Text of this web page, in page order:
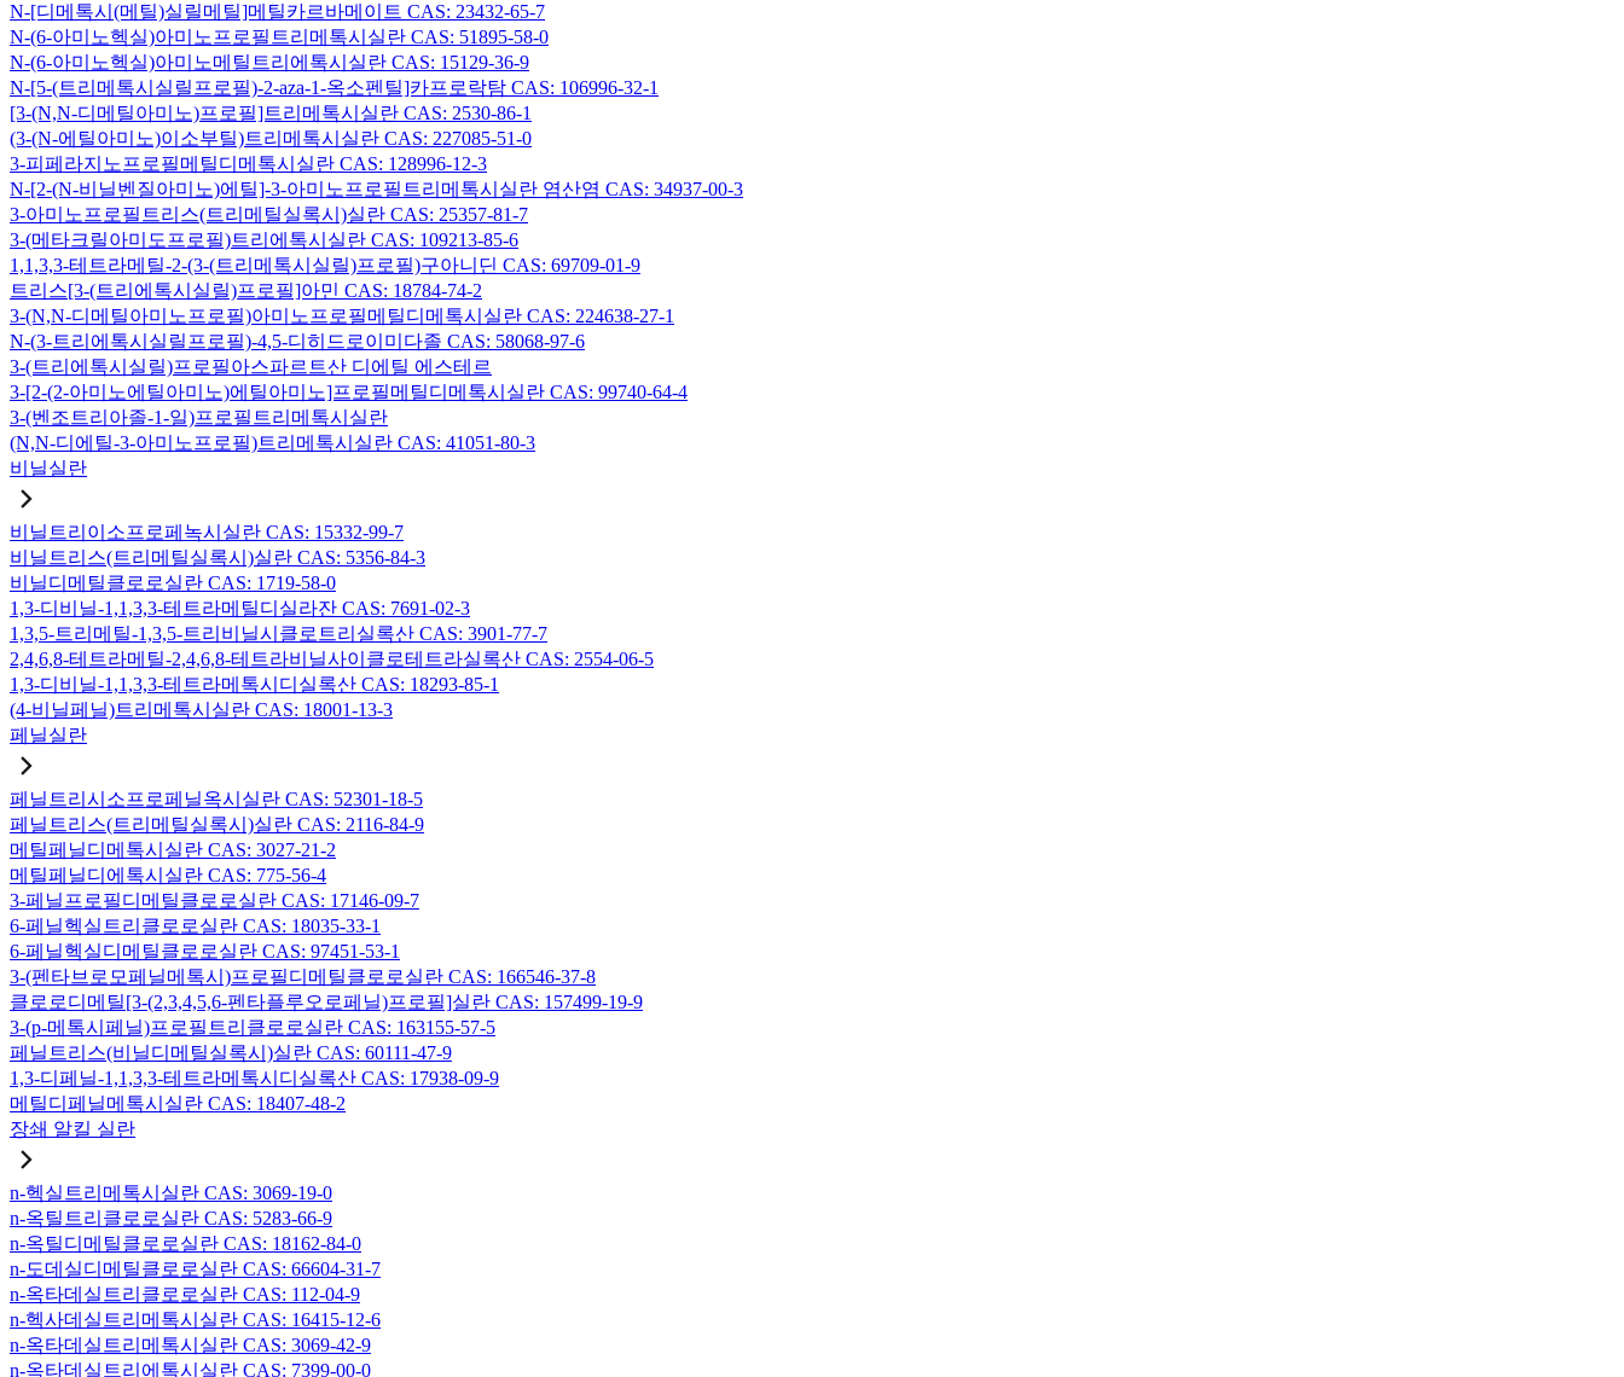
N-[디메톡시(메틸)실릴메틸]메틸카르바메이트 CAS: 23432-65-7
N-(6-아미노헥실)아미노프로필트리메톡시실란 CAS: 51895-58-0
N-(6-아미노헥실)아미노메틸트리에톡시실란 CAS: 15129-36-9
N-[5-(트리메톡시실릴프로필)-2-aza-1-옥소펜틸]카프로락탐 CAS: 106996-32-1
[3-(N,N-디메틸아미노)프로필]트리메톡시실란 CAS: 2530-86-1
(3-(N-에틸아미노)이소부틸)트리메톡시실란 CAS: 227085-51-0
3-피페라지노프로필메틸디메톡시실란 CAS: 128996-12-3
N-[2-(N-비닐벤질아미노)에틸]-3-아미노프로필트리메톡시실란 염산염 CAS: 34937-00-3
3-아미노프로필트리스(트리메틸실록시)실란 CAS: 25357-81-7
3-(메타크릴아미도프로필)트리에톡시실란 CAS: 109213-85-6
1,1,3,3-테트라메틸-2-(3-(트리메톡시실릴)프로필)구아니딘 CAS: 69709-01-9
트리스[3-(트리에톡시실릴)프로필]아민 CAS: 18784-74-2
3-(N,N-디메틸아미노프로필)아미노프로필메틸디메톡시실란 CAS: 224638-27-1
N-(3-트리에톡시실릴프로필)-4,5-디히드로이미다졸 CAS: 58068-97-6
3-(트리에톡시실릴)프로필아스파르트산 디에틸 에스테르
3-[2-(2-아미노에틸아미노)에틸아미노]프로필메틸디메톡시실란 CAS: 99740-64-4
3-(벤조트리아졸-1-일)프로필트리메톡시실란
(N,N-디에틸-3-아미노프로필)트리메톡시실란 CAS: 41051-80-3
비닐실란
비닐트리이소프로페녹시실란 CAS: 15332-99-7
비닐트리스(트리메틸실록시)실란 CAS: 5356-84-3
비닐디메틸클로로실란 CAS: 1719-58-0
1,3-디비닐-1,1,3,3-테트라메틸디실라잔 CAS: 7691-02-3
1,3,5-트리메틸-1,3,5-트리비닐시클로트리실록산 CAS: 3901-77-7
2,4,6,8-테트라메틸-2,4,6,8-테트라비닐사이클로테트라실록산 CAS: 2554-06-5
1,3-디비닐-1,1,3,3-테트라메톡시디실록산 CAS: 18293-85-1
(4-비닐페닐)트리메톡시실란 CAS: 18001-13-3
페닐실란
페닐트리시소프로페닐옥시실란 CAS: 52301-18-5
페닐트리스(트리메틸실록시)실란 CAS: 2116-84-9
메틸페닐디메톡시실란 CAS: 3027-21-2
메틸페닐디에톡시실란 CAS: 775-56-4
3-페닐프로필디메틸클로로실란 CAS: 17146-09-7
6-페닐헥실트리클로로실란 CAS: 18035-33-1
6-페닐헥실디메틸클로로실란 CAS: 97451-53-1
3-(펜타브로모페닐메톡시)프로필디메틸클로로실란 CAS: 166546-37-8
클로로디메틸[3-(2,3,4,5,6-펜타플루오로페닐)프로필]실란 CAS: 157499-19-9
3-(p-메톡시페닐)프로필트리클로로실란 CAS: 163155-57-5
페닐트리스(비닐디메틸실록시)실란 CAS: 60111-47-9
1,3-디페닐-1,1,3,3-테트라메톡시디실록산 CAS: 17938-09-9
메틸디페닐메톡시실란 CAS: 18407-48-2
장쇄 알킬 실란
n-헥실트리메톡시실란 CAS: 3069-19-0
n-옥틸트리클로로실란 CAS: 5283-66-9
n-옥틸디메틸클로로실란 CAS: 18162-84-0
n-도데실디메틸클로로실란 CAS: 66604-31-7
n-옥타데실트리클로로실란 CAS: 112-04-9
n-헥사데실트리메톡시실란 CAS: 16415-12-6
n-옥타데실트리메톡시실란 CAS: 3069-42-9
n-옥타데실트리에톡시실란 CAS: 7399-00-0